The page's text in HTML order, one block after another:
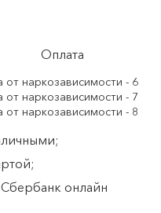
Оплата
онлайн